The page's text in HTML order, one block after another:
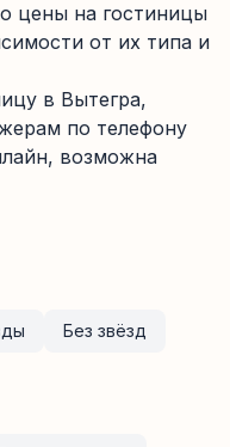
цены на гостиницы
от их типа и
в Вытегра,
по телефону
возможна
Без звёзд